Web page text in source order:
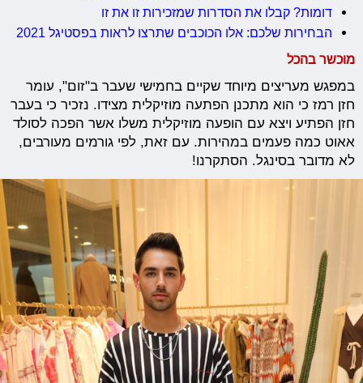
דומות? קבלו את הסדרות שמזכירות זו את זו
הבחירות שלכם: אלו הכוכבים שתרצו לראות בפסטיגל 2021
מוכשר בהכל
במפגש מעריצים מיוחד שקיים בחמישי שעבר ב"זום", עומר
חזן רמז כי הוא מתכנן הפתעה מוזיקלית מצידו. נזכיר כי בעבר
חזן הפתיע ויצא עם הופעה מוזיקלית משלו אשר הפכה לסולד
אאוט כמה פעמים במהירות. עם זאת, לפי גורמים מעורבים,
לא מדובר בסינגל. הסתקרנו!